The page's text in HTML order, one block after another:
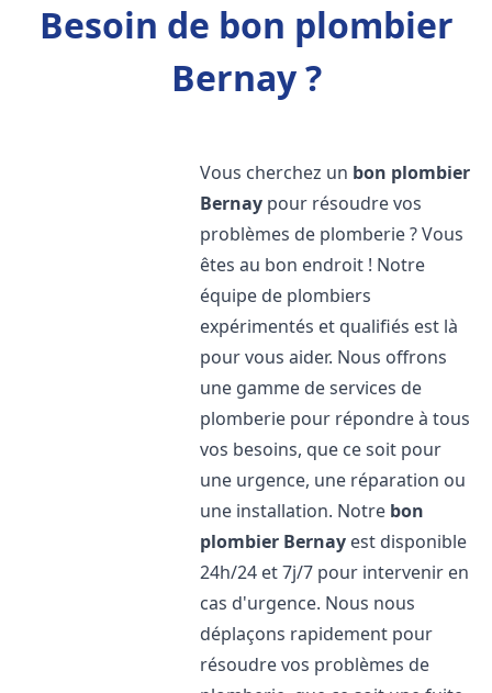
Besoin de bon plombier
Bernay ?
Vous cherchez un bon plombier
Bernay pour résoudre vos
problèmes de plomberie ? Vous
êtes au bon endroit ! Notre
équipe de plombiers
expérimentés et qualifiés est là
pour vous aider. Nous offrons
une gamme de services de
plomberie pour répondre à tous
vos besoins, que ce soit pour
une urgence, une réparation ou
une installation. Notre bon
plombier Bernay est disponible
24h/24 et 7j/7 pour intervenir en
cas d'urgence. Nous nous
déplaçons rapidement pour
résoudre vos problèmes de